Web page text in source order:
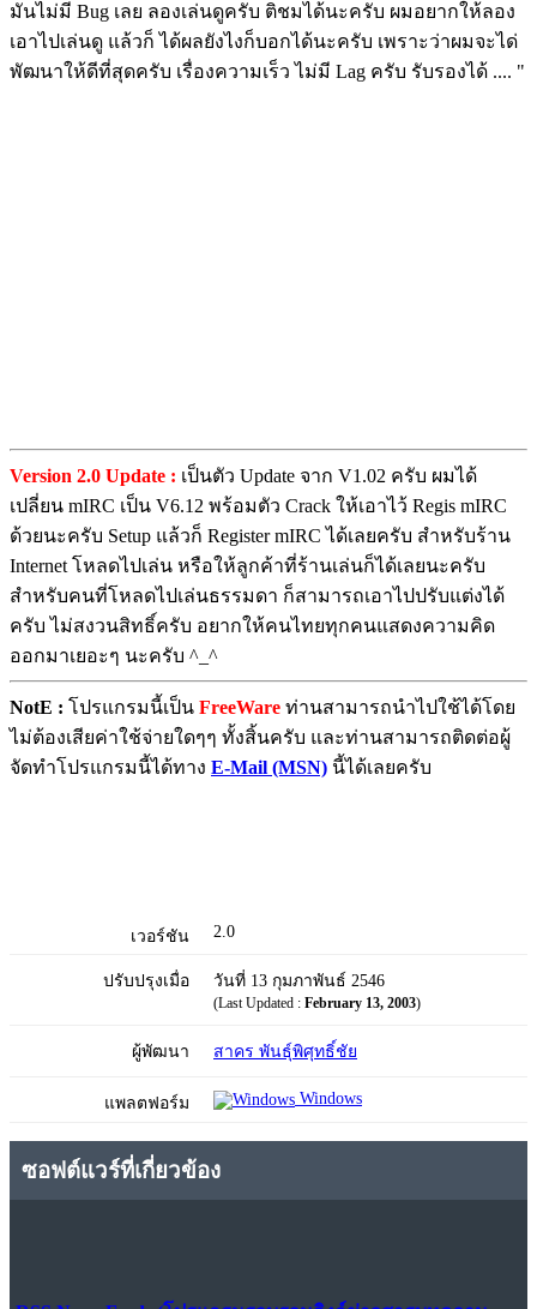
มันไม่มี Bug เลย ลองเล่นดูครับ ติชมได้นะครับ ผมอยากให้ลอง
เอาไปเล่นดู แล้วก็ ได้ผลยังไงก็บอกได้นะครับ เพราะว่าผมจะได่
พัฒนาให้ดีที่สุดครับ เรื่องความเร็ว ไม่มี Lag ครับ รับรองได้ .... "
Version 2.0 Update : เป็นตัว Update จาก V1.02 ครับ ผมได้
เปลี่ยน mIRC เป็น V6.12 พร้อมตัว Crack ให้เอาไว้ Regis mIRC
ด้วยนะครับ Setup แล้วก็ Register mIRC ได้เลยครับ สำหรับร้าน
Internet โหลดไปเล่น หรือให้ลูกค้าที่ร้านเล่นก็ได้เลยนะครับ
สำหรับคนที่โหลดไปเล่นธรรมดา ก็สามารถเอาไปปรับแต่งได้
ครับ ไม่สงวนสิทธิ์ครับ อยากให้คนไทยทุกคนแสดงความคิด
ออกมาเยอะๆ นะครับ ^_^
NotE : โปรแกรมนี้เป็น FreeWare ท่านสามารถนำไปใช้ได้โดย
ไม่ต้องเสียค่าใช้จ่ายใดๆๆ ทั้งสิ้นครับ และท่านสามารถติดต่อผู้
จัดทำโปรแกรมนี้ได้ทาง E-Mail (MSN) นี้ได้เลยครับ
เวอร์ชัน 2.0
ปรับปรุงเมื่อ วันที่ 13 กุมภาพันธ์ 2546
(Last Updated : February 13, 2003)
ผู้พัฒนา สาคร พันธุ์พิศุทธิ์ชัย
แพลตฟอร์ม Windows
ซอฟต์แวร์ที่เกี่ยวข้อง